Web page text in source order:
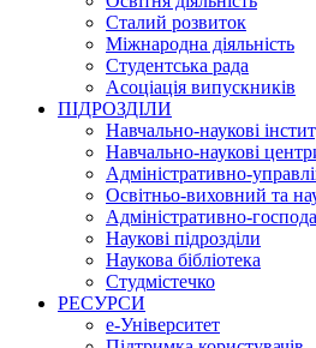
Сталий розвиток
Міжнародна діяльність
Студентська рада
Асоціація випускників
ПІДРОЗДІЛИ
Навчально-наукові
Навчально-наукові
Адміністративно-
Освітньо-виховний та
Адміністративно-
Наукові підрозділи
Наукова бібліотека
Студмістечко
РЕСУРСИ
е-Університет